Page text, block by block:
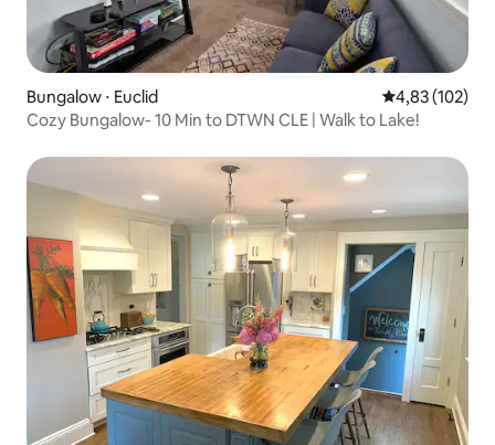
Bungalow ⋅ Euclid Évaluation
4,83 (102)
Cozy Bungalow- 10 Min to DTWN CLE | Walk to Lake!